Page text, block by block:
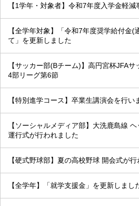
【1学年・対象者】令和7年度入学金軽減
【全学年対象】「令和7年度奨学給付金(
て」を更新しました
【サッカー部(Bチーム)】高円宮杯JFA
4部リーグ第6節
【特別進学コース】卒業生講演会を行い
【ソーシャルメディア部】大洗鹿島線
運行式が行われました
【硬式野球部】夏の高校野球 開会式が
【全学年】「就学支援金」を更新しまし